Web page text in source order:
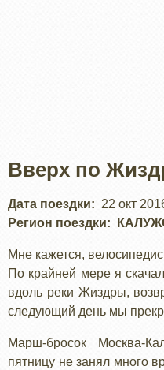
Вверх по
Дата поездки
22 окт
Регион поездки
Мне кажется,
По крайней мере я
вдоль реки Жиздры,
следующий день мы
Марш-бросок Москва-
пятницу не занял много